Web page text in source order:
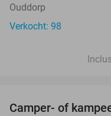
Ouddorp
Verkocht: 98
Camper- of